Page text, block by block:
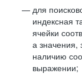
для
индексная
ячейки
а значения,
наличию
выражении;